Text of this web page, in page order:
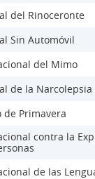
del Rinoceronte
Sin Automóvil
del Mimo
de la Narcolepsia
de Primavera
contra la
de las